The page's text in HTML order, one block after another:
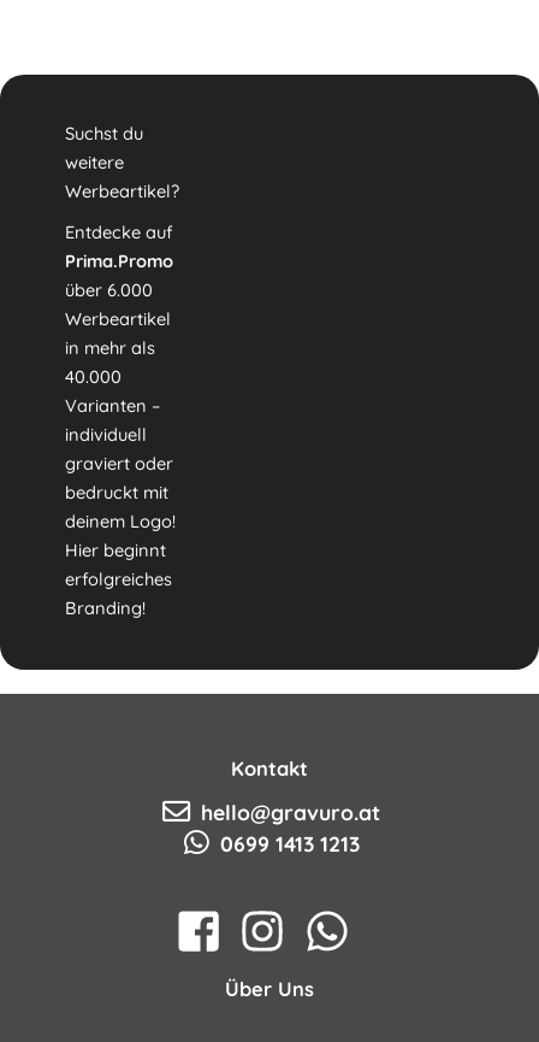
Suchst du
weitere
Werbeartikel?
Entdecke auf
Prima.Promo
über 6.000
Werbeartikel
in mehr als
40.000
Varianten –
individuell
graviert oder
bedruckt mit
deinem Logo!
Hier beginnt
erfolgreiches
Branding!
Kontakt
hello@gravuro.at
0699 1413 1213
Über Uns